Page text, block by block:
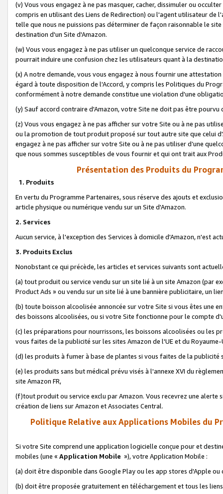
(v) Vous vous engagez à ne pas masquer, cacher, dissimuler ou
compris en utilisant des Liens de Redirection) ou l'agent utilisateur
telle que nous ne puissions pas déterminer de façon raisonnable le
destination d'un Site d'Amazon.
(w) Vous vous engagez à ne pas utiliser un quelconque service de
pourrait induire une confusion chez les utilisateurs quant à la
(x) A notre demande, vous vous engagez à nous fournir une
égard à toute disposition de l'Accord, y compris les Politiques du
conformément à notre demande constitue une violation d'une
(y) Sauf accord contraire d'Amazon, votre Site ne doit pas être
(z) Vous vous engagez à ne pas afficher sur votre Site ou à ne pas
ou la promotion de tout produit proposé sur tout autre site que celui
engagez à ne pas afficher sur votre Site ou à ne pas utiliser d’une
que nous sommes susceptibles de vous fournir et qui ont trait aux
Présentation des Produits du
1. Produits
En vertu du Programme Partenaires, sous réserve des ajouts et
article physique ou numérique vendu sur un Site d'Amazon.
2. Services
Aucun service, à l'exception des Services à domicile d'Amazon, n'est
3. Produits Exclus
Nonobstant ce qui précède, les articles et services suivants sont
(a) tout produit ou service vendu sur un site lié à un site Amazon (par
Product Ads » ou vendu sur un site lié à une bannière publicitaire, un
(b) toute boisson alcoolisée annoncée sur votre Site si vous êtes une
des boissons alcoolisées, ou si votre Site fonctionne pour le compte
(c) les préparations pour nourrissons, les boissons alcoolisées ou les
vous faites de la publicité sur les sites Amazon de l'UE et du Royaume-
(d) les produits à fumer à base de plantes si vous faites de la publicité
(e) les produits sans but médical prévu visés à l'annexe XVI du
site Amazon FR,
(f)tout produit ou service exclu par Amazon. Vous recevrez une alerte
création de liens sur Amazon et Associates Central.
Politique Relative aux Applications Mobiles du
Si votre Site comprend une application logicielle conçue pour et
mobiles (une « Application Mobile »), votre Application Mobile :
(a) doit être disponible dans Google Play ou les app stores d'Apple ou
(b) doit être proposée gratuitement en téléchargement et tous les